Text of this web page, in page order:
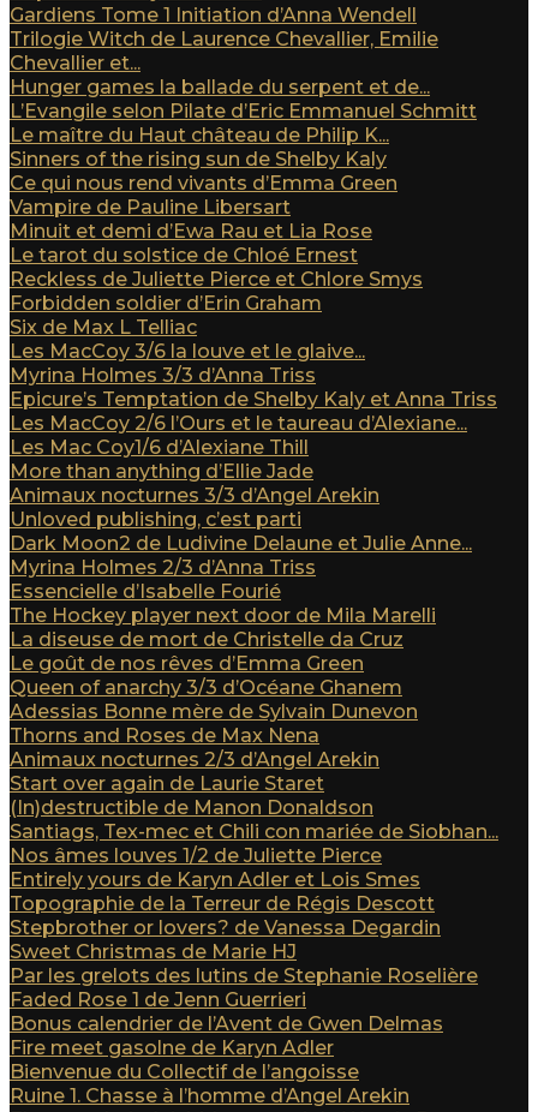
Gardiens Tome 1 Initiation d’Anna Wendell
Trilogie Witch de Laurence Chevallier, Emilie
Chevallier et...
Hunger games la ballade du serpent et de...
L’Evangile selon Pilate d’Eric Emmanuel Schmitt
Le maître du Haut château de Philip K...
Sinners of the rising sun de Shelby Kaly
Ce qui nous rend vivants d’Emma Green
Vampire de Pauline Libersart
Minuit et demi d’Ewa Rau et Lia Rose
Le tarot du solstice de Chloé Ernest
Reckless de Juliette Pierce et Chlore Smys
Forbidden soldier d’Erin Graham
Six de Max L Telliac
Les MacCoy 3/6 la louve et le glaive...
Myrina Holmes 3/3 d’Anna Triss
Epicure’s Temptation de Shelby Kaly et Anna Triss
Les MacCoy 2/6 l’Ours et le taureau d’Alexiane...
Les Mac Coy1/6 d’Alexiane Thill
More than anything d’Ellie Jade
Animaux nocturnes 3/3 d’Angel Arekin
Unloved publishing, c’est parti
Dark Moon2 de Ludivine Delaune et Julie Anne...
Myrina Holmes 2/3 d’Anna Triss
Essencielle d’Isabelle Fourié
The Hockey player next door de Mila Marelli
La diseuse de mort de Christelle da Cruz
Le goût de nos rêves d’Emma Green
Queen of anarchy 3/3 d’Océane Ghanem
Adessias Bonne mère de Sylvain Dunevon
Thorns and Roses de Max Nena
Animaux nocturnes 2/3 d’Angel Arekin
Start over again de Laurie Staret
(In)destructible de Manon Donaldson
Santiags, Tex-mec et Chili con mariée de Siobhan...
Nos âmes louves 1/2 de Juliette Pierce
Entirely yours de Karyn Adler et Lois Smes
Topographie de la Terreur de Régis Descott
Stepbrother or lovers? de Vanessa Degardin
Sweet Christmas de Marie HJ
Par les grelots des lutins de Stephanie Roselière
Faded Rose 1 de Jenn Guerrieri
Bonus calendrier de l’Avent de Gwen Delmas
Fire meet gasolne de Karyn Adler
Bienvenue du Collectif de l’angoisse
Ruine 1. Chasse à l’homme d’Angel Arekin